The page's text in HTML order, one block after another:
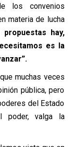
los convenios
materia de lucha
propuestas hay,
es la
muchas veces
pública, pero
del Estado
poder, valga la